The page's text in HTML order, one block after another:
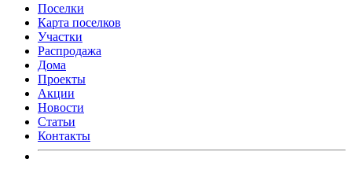
Поселки
Карта поселков
Участки
Распродажа
Дома
Проекты
Акции
Новости
Статьи
Контакты